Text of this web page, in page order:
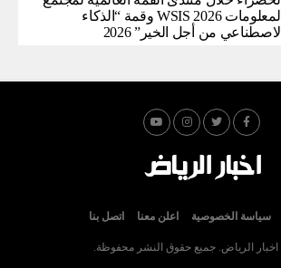
المعلومات WSIS 2026 وقمة “الذكاء
الاصطناعي من أجل الخير” 2026
سياسة الخصوصية اعلن معنا اتصل بنا